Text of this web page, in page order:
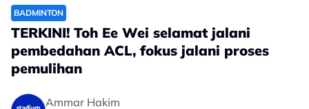
Litar Antarabangsa Sepang mula menjadi tuan rumah
MotoGP pada 1999 dan hanya terlepas menganjurkan
perlumbaan pada musim 2020 serta 2021 susulan
pandemik COVID-19.
Sepanjang lebih dua dekad penganjurannya, Grand
Prix Malaysia berjaya menarik kehadiran ratusan ribu
BADMINTON
TERKINI! Toh Ee Wei selamat jalani
pembedahan ACL, fokus jalani proses
pemulihan
Ammar Hakim